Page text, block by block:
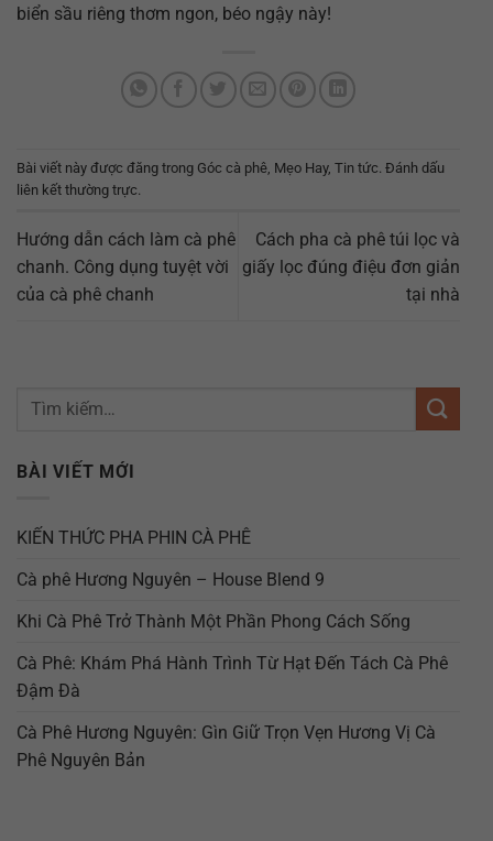
biển sầu riêng thơm ngon, béo ngậy này!
Bài viết này được đăng trong Góc cà phê Mẹo Hay, Tin tức. Đánh dấu
liên kết thường trực.
Hướng dẫn cách làm cà phê
chanh. Công dụng tuyệt vời
của cà phê chanh
Cách pha cà phê túi lọc và
giấy lọc đúng điệu đơn giản
tại nhà
BÀI VIẾT MỚI
KIẾN THỨC PHA PHIN CÀ PHÊ
Cà phê Hương Nguyên – House Blend 9
Khi Cà Phê Trở Thành Một Phần Phong Cách Sống
Cà Phê: Khám Phá Hành Trình Từ Hạt Đến Tách Cà Phê
Đậm Đà
Cà Phê Hương Nguyên: Gìn Giữ Trọn Vẹn Hương Vị Cà
Phê Nguyên Bản